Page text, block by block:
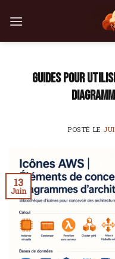
Guides pour
POSTÉ LE
13
Juin